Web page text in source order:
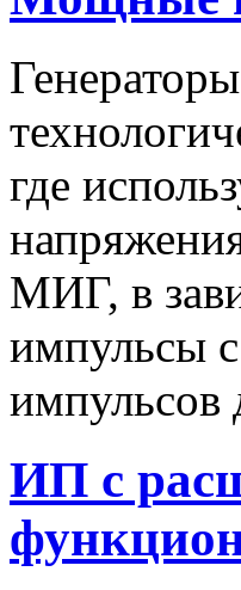
где
МИГ, в
импульсы
импульсов
ИП с